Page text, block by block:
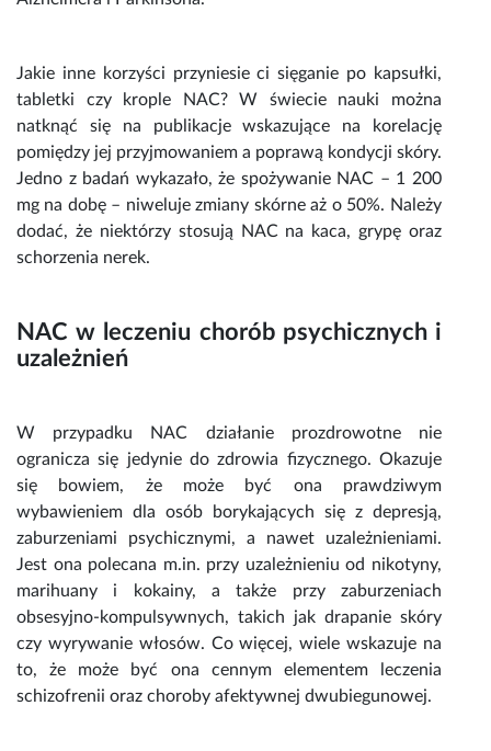
Jakie inne korzyści przyniesie ci sięganie po kapsułki,
tabletki czy
krople NAC? W świecie nauki można
natknąć się na publikacje wskazujące na korelację
pomiędzy jej przyjmowaniem a poprawą kondycji skóry.
Jedno z badań wykazało, że spożywanie NAC – 1 200
mg na dobę – niweluje zmiany skórne aż o 50%. Należy
dodać, że niektórzy stosują
NAC na kaca, grypę oraz
schorzenia nerek.
NAC w leczeniu choróbpsychicznych i
uzależnień
W przypadku NAC działanieprozdrowotne nie
ogranicza się jedynie do zdrowia fizycznego. Okazuje
się bowiem, że może być ona prawdziwym
wybawieniem dla osób borykających się z depresją,
zaburzeniami psychicznymi, a nawet uzależnieniami.
Jest ona polecana m.in. przy uzależnieniu od nikotyny,
marihuany i kokainy, a także przy zaburzeniach
obsesyjno-kompulsywnych, takich jak drapanie skóry
czy wyrywanie włosów. Co więcej, wiele wskazuje na
to, że może być ona cennym elementem leczenia
schizofrenii oraz choroby afektywnej dwubiegunowej.